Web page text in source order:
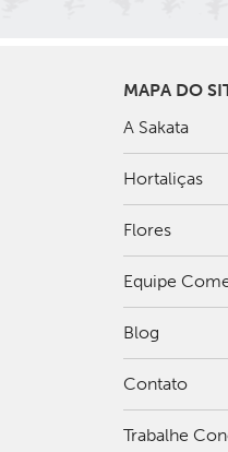
MAPA DO
A Sakata
Hortaliças
Flores
Equipe
Blog
Contato
Trabalhe